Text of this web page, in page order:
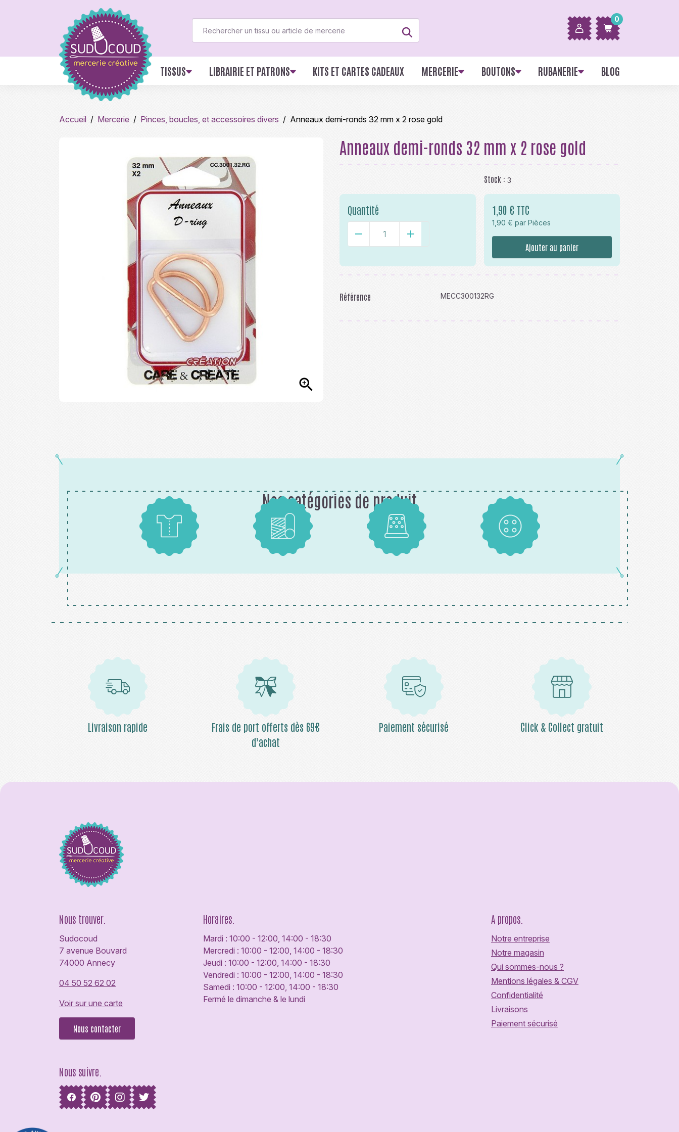
0
TISSUS LIBRAIRIE ET PATRONS KITS ET CARTES CADEAUX MERCERIE BOUTONS RUBANERIE BLOG
Accueil Mercerie Pinces, boucles, et accessoires divers Anneaux demi-ronds 32 mm x 2 rose gold

Anneaux demi-ronds 32 mm x 2 rose gold
Stock : 3
Quantité
- +
1,90 € TTC
1,90 € par Pièces
Ajouter au panier
Référence MECC300132RG
Nos catégories de produit
Patrons Tissus Mercerie Boutons
Livraison rapide
Frais de port offerts dès 69€
d’achat
Paiement sécurisé Click & Collect gratuit
Nous trouver.
Sudocoud
7 avenue Bouvard
74000 Annecy
04 50 52 62 02
Voir sur une carte
Nous contacter
Nous suivre.
Horaires.
Mardi : 10:00 - 12:00, 14:00 - 18:30
Mercredi : 10:00 - 12:00, 14:00 - 18:30
Jeudi : 10:00 - 12:00, 14:00 - 18:30
Vendredi : 10:00 - 12:00, 14:00 - 18:30
Samedi : 10:00 - 12:00, 14:00 - 18:30
Fermé le dimanche & le lundi
A propos.
Notre entreprise
Notre magasin
Qui sommes-nous ?
Mentions légales & CGV
Confidentialité
Livraisons
Paiement sécurisé